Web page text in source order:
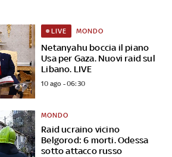
Netanyahu boccia il piano
Usa per Gaza. Nuovi raid sul
Libano. LIVE
LIVE MONDO
10 ago - 06:30
Raid ucraino vicino
Belgorod: 6 morti. Odessa
sotto attacco russo
MONDO